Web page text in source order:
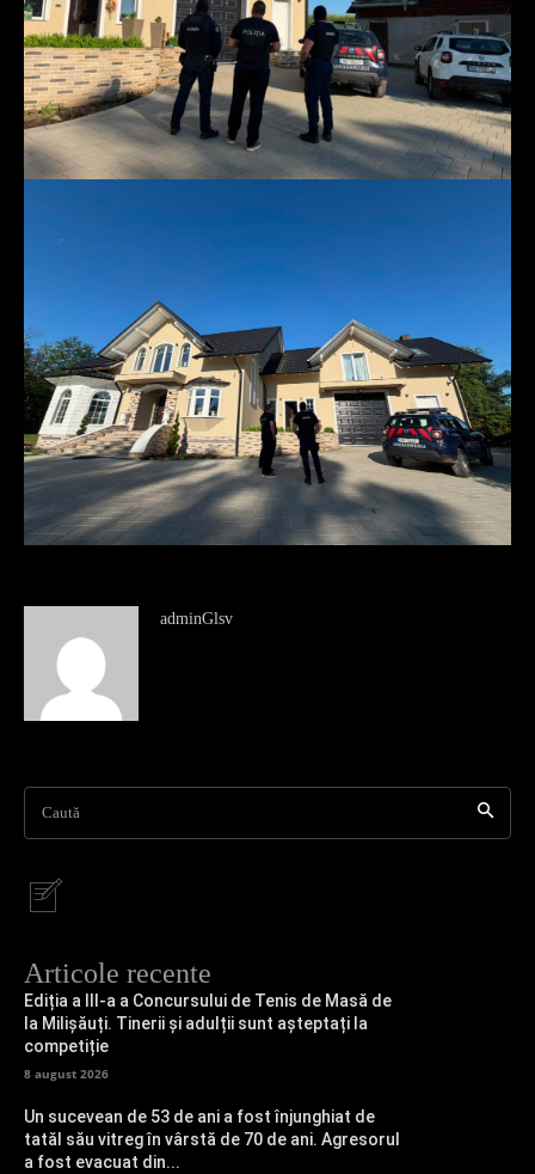
adminGlsv
Caută
Articole recente
Ediția a III-a a Concursului de Tenis de Masă de
la Milișăuți. Tinerii și adulții sunt așteptați la
competiție
8 august 2026
Un sucevean de 53 de ani a fost înjunghiat de
tatăl său vitreg în vârstă de 70 de ani. Agresorul
a fost evacuat din...